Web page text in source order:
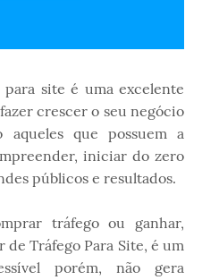
site é uma excelente
crescer o seu negócio
aqueles que possuem a
iniciar do zero
públicos e resultados.
tráfego ou ganhar,
de Tráfego Para Site, é um
porém, não gera